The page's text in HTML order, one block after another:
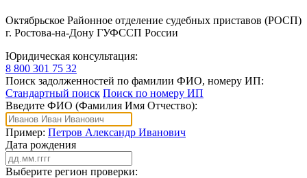
Октябрьское Районное отделение судебных приставов (РОСП)
г. Ростова-на-Дону ГУФССП России
Юридическая консультация:
8 800 301 75 32
Поиск задолженностей по фамилии ФИО, номеру ИП:
Стандартный поиск Поиск по номеру ИП
Введите ФИО (Фамилия Имя Отчество):
Пример: Петров Александр Иванович
Дата рождения
Выберите регион проверки: